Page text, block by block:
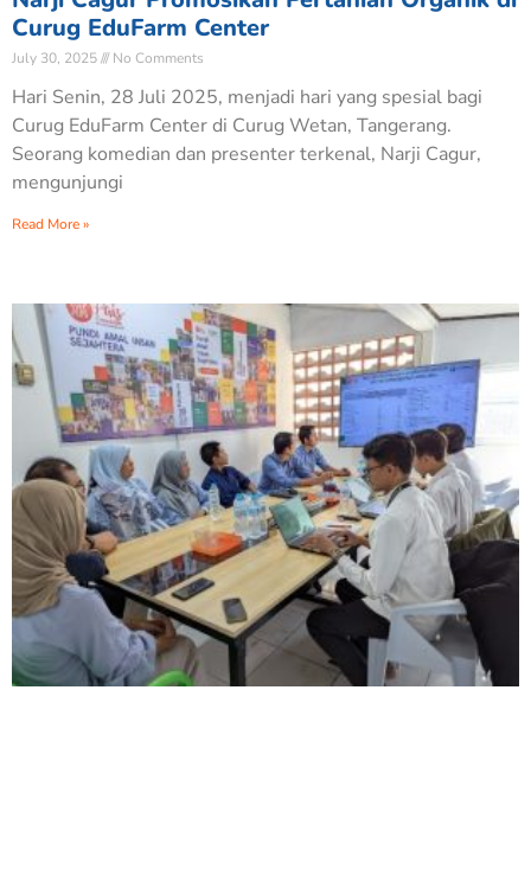
Curug EduFarm Center
July 30, 2025 No Comments
Hari Senin, 28 Juli 2025, menjadi hari yang spesial bagi
Curug EduFarm Center di Curug Wetan, Tangerang.
Seorang komedian dan presenter terkenal, Narji Cagur,
mengunjungi
Read More »